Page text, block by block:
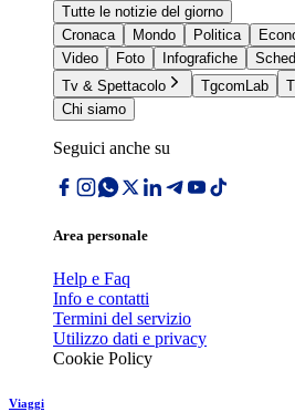
Tutte le notizie del giorno
Cronaca
Mondo Politica
Video
Foto Infografiche
Tv & Spettacolo
TgcomLab
Chi siamo
Seguici anche su
Area personale
Help e Faq
Info e contatti
Termini del servizio
Utilizzo dati e privacy
Cookie Policy
Viaggi